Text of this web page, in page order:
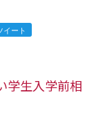
学生入学前相